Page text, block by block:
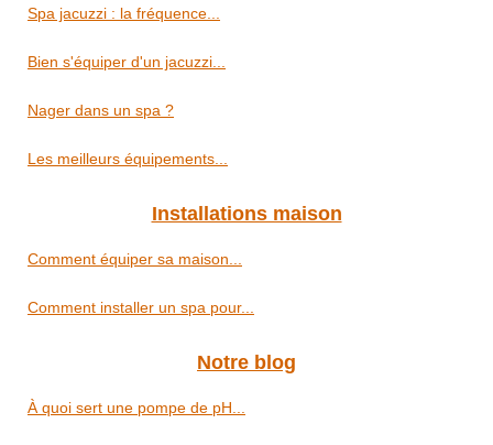
Spa jacuzzi : la fréquence...
Bien s'équiper d'un jacuzzi...
Nager dans un spa ?
Les meilleurs équipements...
Installations maison
Comment équiper sa maison...
Comment installer un spa pour...
Notre blog
À quoi sert une pompe de pH...